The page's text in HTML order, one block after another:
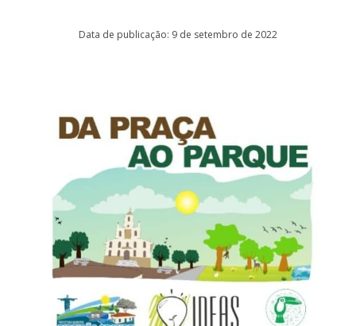
Data de publicação: 9 de setembro de 2022